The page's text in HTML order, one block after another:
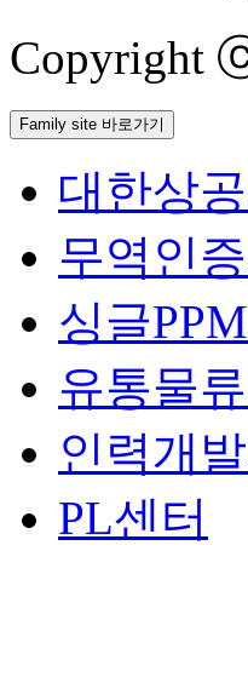
Copyright
Family site 바로가기
대한상
무역인
싱글
유통물
인력개
PL센터